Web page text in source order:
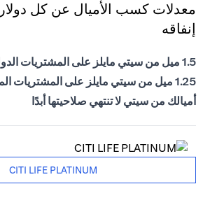
معدلات كسب الأميال عن كل
إنفاقه
1.5 ميل من سيتي مايلز على المشتريات الدولية
1.25 ميل من سيتي مايلز على المشتريات المحلية
أميالك من سيتي لا تنتهي صلاحيتها أبدًا
CITI LIFE PLATINUM